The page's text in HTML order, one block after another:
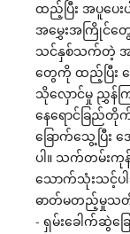
ထည့်ပြီး အပူပေး
အမွှေးအကြိုင်တွ
သင်နှစ်သက်တဲ့ အ
တွေကို ထည့်ပြီး ပ
သိုလှောင်မှု ညွှန်ကြ
နေရောင်ခြည်
ခြောက်သွေ့ပြီး
ပါ။ သက်တမ်း
သောက်သုံးသင့်ပ
ဓာတ်မတည့်မှုသတိ
- ရှမ်းခေါက်ဆွဲခ